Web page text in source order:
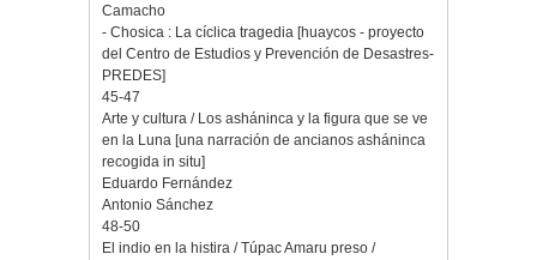
Camacho
- Chosica : La cíclica tragedia [huaycos - proyecto
del Centro de Estudios y Prevención de Desastres-
PREDES]
45-47
Arte y cultura / Los asháninca y la figura que se ve
en la Luna [una narración de ancianos asháninca
recogida in situ]
Eduardo Fernández
Antonio Sánchez
48-50
El indio en la histira / Túpac Amaru preso /